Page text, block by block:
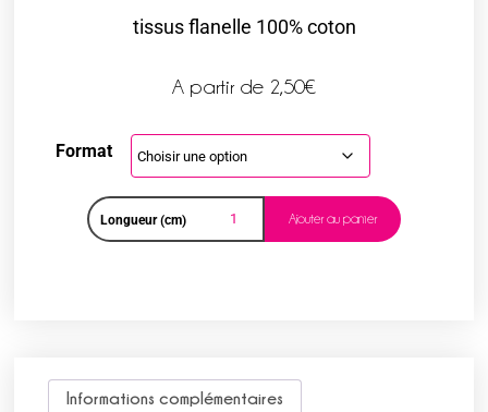
tissus flanelle 100% coton
A partir de 2,50€
Format
Longueur (cm) Ajouter au panier
Informations complémentaires